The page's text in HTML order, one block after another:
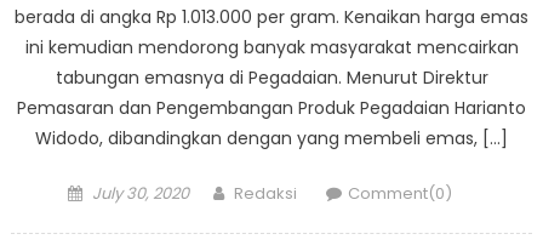
berada di angka Rp 1.013.000 per gram. Kenaikan harga emas
ini kemudian mendorong banyak masyarakat mencairkan
tabungan emasnya di Pegadaian. Menurut Direktur
Pemasaran dan Pengembangan Produk Pegadaian Harianto
Widodo, dibandingkan dengan yang membeli emas, […]
Posted
July 30, 2020 Author
Redaksi Comment(0)